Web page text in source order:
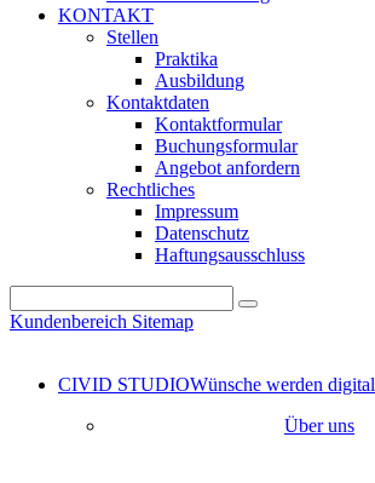
KONTAKT
Stellen
Praktika
Ausbildung
Kontaktdaten
Kontaktformular
Buchungsformular
Angebot anfordern
Rechtliches
Impressum
Datenschutz
Haftungsausschluss
Kundenbereich Sitemap
CIVID STUDIOWünsche werden digital
Über uns